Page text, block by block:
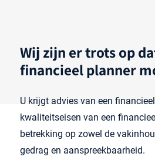
Wij zijn er trots op
financieel planner
U krijgt advies van een
kwaliteitseisen van een
betrekking op zowel de
gedrag en aanspreekbaarheid.